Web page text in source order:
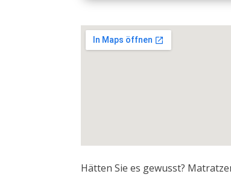
Hätten Sie es gewusst?